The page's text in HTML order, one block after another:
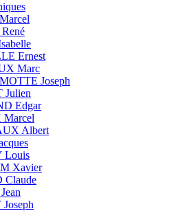
Ernest
Marc
Joseph
Edgar
Albert
Louis
Xavier
Claude